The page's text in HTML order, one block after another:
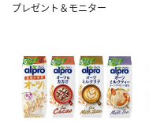
プレゼント＆モニター